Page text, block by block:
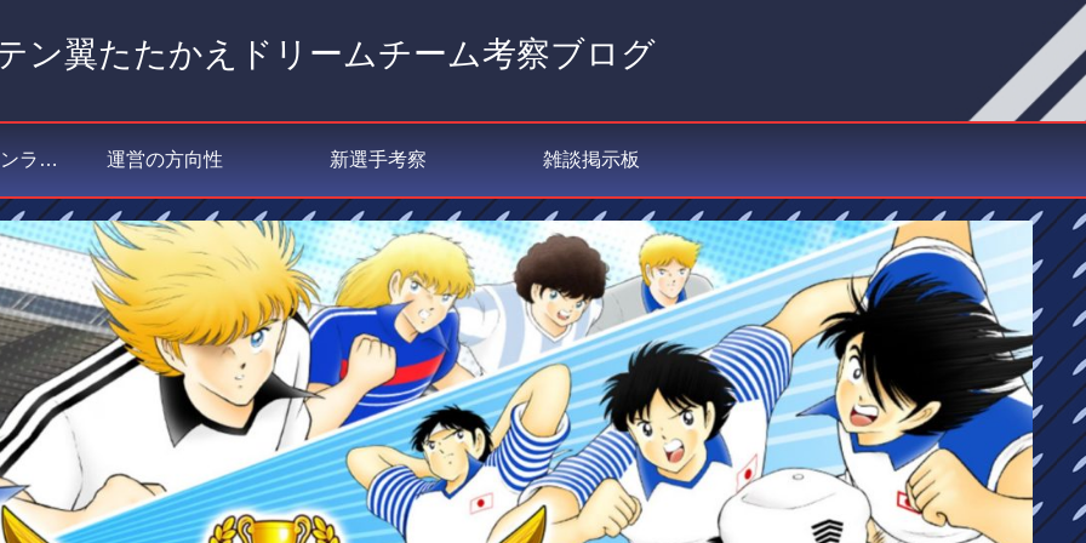
ン翼たたかえドリームチーム考察ブログ
私が選ぶポジションランキング 運営の方向性 新選手考察 雑談掲示板